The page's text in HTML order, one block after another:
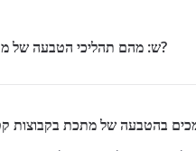
1. ש: מהם תהליכי הטבעה של מתכת?